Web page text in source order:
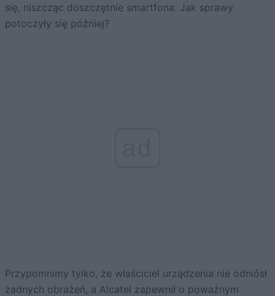
się, niszcząc doszczętnie smartfona. Jak sprawy
potoczyły się później?
Przypomnimy tylko, że właściciel urządzenia nie odniósł
żadnych obrażeń, a Alcatel zapewnił o poważnym